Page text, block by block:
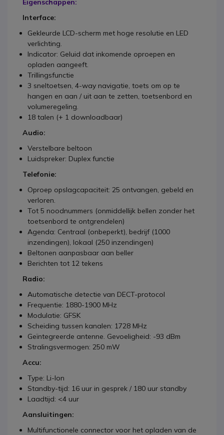
Eigenschappen:
Interface:
Gekleurde LCD-scherm met hoge resolutie en LED
verlichting.
Indicator: Geluid dat inkomende oproepen en
opladen aangeeft.
Trillingsfunctie
3 sneltoetsen, 4-way navigatie, toets om op te
hangen en aan / uit aan te zetten, toetsenbord en
volumeregeling.
18 talen (+ 1 downloadbaar)
Audio:
Verstelbare beltoon
Luidspreker: Duplex functie
Telefonie:
Oproep opslagcapaciteit: 25 ontvangen, gebeld en
verloren.
Tot 5 noodnummers (onmiddellijk bellen zonder het
toetsenbord te ontgrendelen)
Agenda: Centraal (onbeperkt), bedrijf (1000
inzendingen), lokaal (250 inzendingen)
Beltonen aanpasbaar aan beller
Berichten tot 12 tekens
Radio:
Automatische detectie van DECT-protocol
Frequentie: 1880-1900 MHz
Modulatie: GFSK
Scheiding tussen kanalen: 1728 MHz
Geïntegreerde antenne. Gevoeligheid: -93 dBm
Stralingsvermogen: 250 mW
Accu:
Type: Li-Ion
Standby-tijd: 16 uur in gesprek / 180 uur standby
Laadtijd: <4 uur
Aansluitingen:
Multifunctionele connector voor het opladen van de